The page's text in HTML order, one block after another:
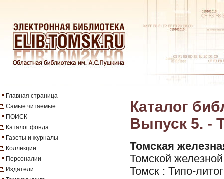
Главная страница
Самые читаемые
ПОИСК
Каталог фонда
Газеты и журналы
Коллекции
Персоналии
Издатели
Каталог
Выпуск 5. -
Томская
Томской
Томск : Типо-